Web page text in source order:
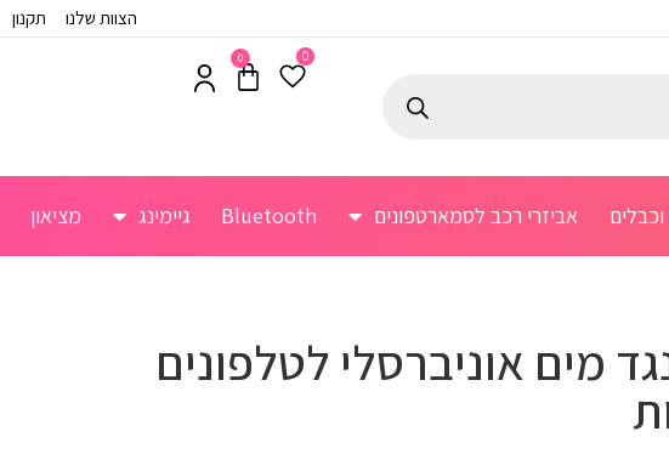
הצוות שלנו תקנון
0
0
אביזרי רכב לסמארטפונים Bluetooth גיימינג מציאון
מים אוניברסלי לטלפונים